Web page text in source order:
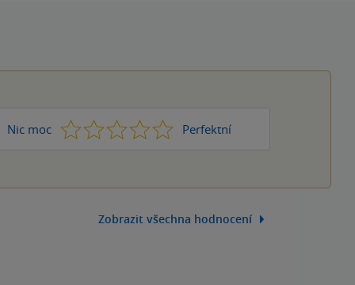
Nic moc 1 2 3 4 Perfektní
5
Zobrazit všechna hodnocení